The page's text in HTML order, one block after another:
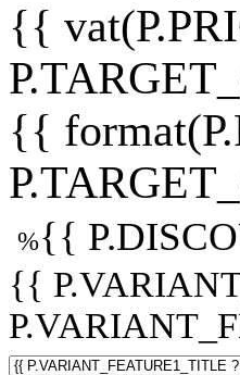
{{
{{
%{{
{{